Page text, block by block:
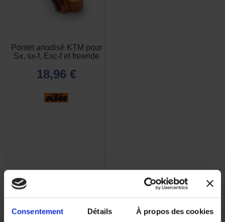
Consentement Détails À propos des cookies
Pontet anodisé KTM pour
Sx, sx-f, Exc-f et freeride
18,96 €